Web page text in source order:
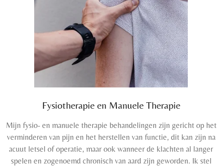
Fysiotherapie en Manuele Therapie
Mijn fysio- en manuele therapie behandelingen zijn gericht op het
verminderen van pijn en het herstellen van functie, dit kan zijn na
acuut letsel of operatie, maar ook wanneer de klachten al langer
spelen en zogenoemd chronisch van aard zijn geworden. Ik stel